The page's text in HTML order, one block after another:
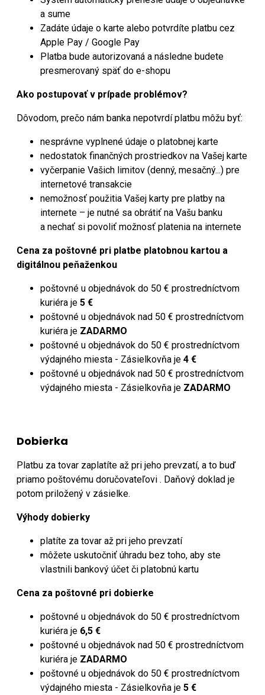
a sume
Zadáte údaje o karte alebo potvrdíte platbu cez
Apple Pay / Google Pay
Platba bude autorizovaná a následne budete
presmerovaný späť do e-shopu
Ako postupovať v prípade problémov?
Dôvodom, prečo nám banka nepotvrdí platbu môžu byť:
nesprávne vyplnené údaje o platobnej karte
nedostatok finančných prostriedkov na Vašej karte
vyčerpanie Vašich limitov (denný, mesačný...) pre
internetové transakcie
nemožnosť použitia Vašej karty pre platby na
internete – je nutné sa obrátiť na Vašu banku
a nechať si povoliť možnosť platenia na internete
Cena za poštovné pri platbe platobnou kartou a
digitálnou peňaženkou
poštovné u objednávok do 50 € prostredníctvom
kuriéra je 5 €
poštovné u objednávok nad 50 € prostredníctvom
kuriéra je ZADARMO
poštovné u objednávok do 50 € prostredníctvom
výdajného miesta - Zásielkovňa je 4 €
poštovné u objednávok nad 50 € prostredníctvom
výdajného miesta - Zásielkovňa je ZADARMO
Dobierka
Platbu za tovar zaplatíte až pri jeho prevzatí, a to buď
priamo poštovému doručovateľovi . Daňový doklad je
potom priložený v zásielke.
Výhody dobierky
platíte za tovar až pri jeho prevzatí
môžete uskutočniť úhradu bez toho, aby ste
vlastnili bankový účet či platobnú kartu
Cena za poštovné pri dobierke
poštovné u objednávok do 50 € prostredníctvom
kuriéra je 6,5 €
poštovné u objednávok nad 50 € prostredníctvom
kuriéra je ZADARMO
poštovné u objednávok do 50 € prostredníctvom
výdajného miesta - Zásielkovňa je 5 €